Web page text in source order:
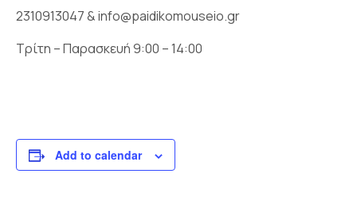
2310913047 & info@paidikomouseio.gr
Τρίτη – Παρασκευή 9:00 – 14:00
Add to calendar